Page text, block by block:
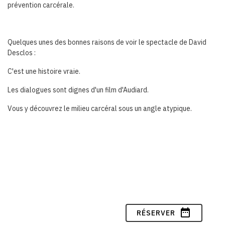
prévention carcérale.
Quelques unes des bonnes raisons de voir le spectacle de David
Desclos :
C'est une histoire vraie.
Les dialogues sont dignes d'un film d'Audiard.
Vous y découvrez le milieu carcéral sous un angle atypique.
RÉSERVER date_range